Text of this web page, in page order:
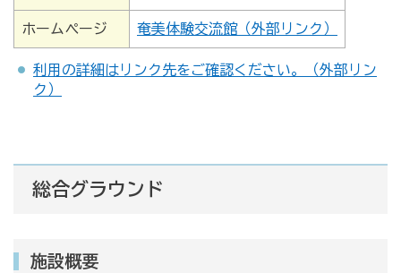
ホームページ 奄美体験交流館（外部リンク）
利用の詳細はリンク先をご確認ください。（外部リン
ク）
総合グラウンド
施設概要